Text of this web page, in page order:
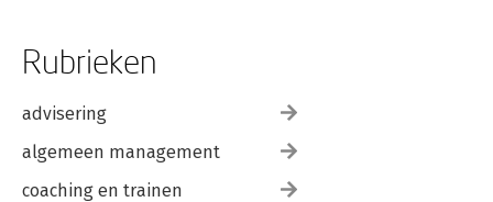
Rubrieken
advisering
algemeen management
coaching en trainen